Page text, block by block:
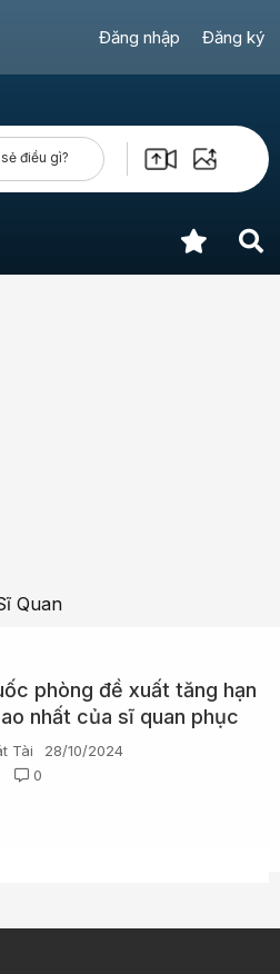
Đăng nhập Đăng ký
điều gì?
Quan
phòng đề xuất tăng hạn
nhất của sĩ quan phục
Tài
28/10/2024
0